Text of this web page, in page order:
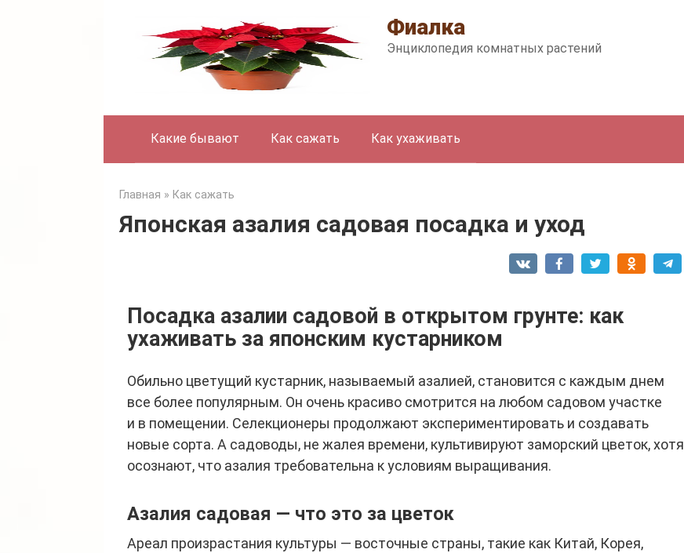
Фиалка
Энциклопедия комнатных растений
Какие бывают Как сажать Как ухаживать
Главная » Как сажать
Японская азалия садовая посадка и уход
Посадка азалии садовой в открытом грунте: как
ухаживать за японским кустарником
Обильно цветущий кустарник, называемый азалией, становится с каждым днем
все более популярным. Он очень красиво смотрится на любом садовом участке
и в помещении. Селекционеры продолжают экспериментировать и создавать
новые сорта. А садоводы, не жалея времени, культивируют заморский цветок, хотя
осознают, что азалия требовательна к условиям выращивания.
Азалия садовая — что это за цветок
Ареал произрастания культуры — восточные страны, такие как Китай, Корея,